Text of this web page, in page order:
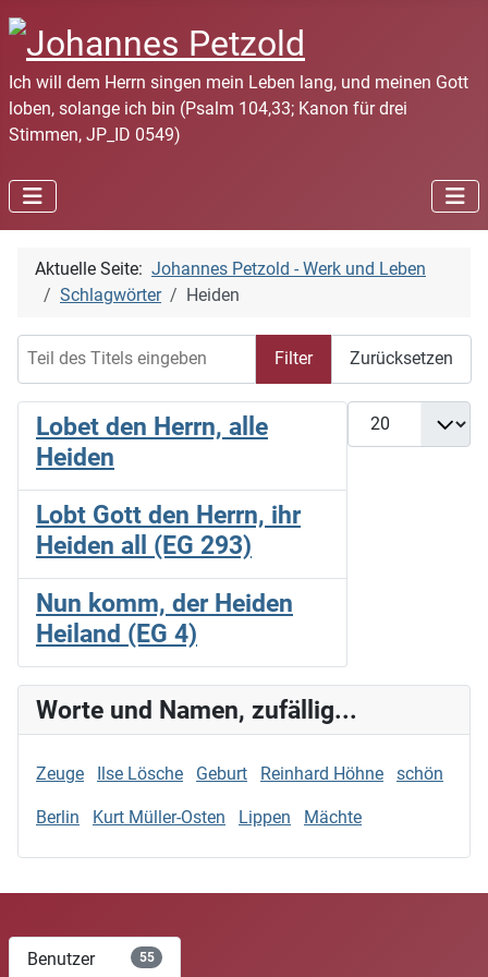
Ich will dem Herrn singen mein Leben lang, und meinen Gott
loben, solange ich bin (Psalm 104,33; Kanon für drei
Stimmen, JP_ID 0549)
Aktuelle Seite: Johannes Petzold - Werk und Leben
Schlagwörter
Heiden
Filter Zurücksetzen
Anzeige #
Lobet den Herrn, alle
Heiden
Lobt Gott den Herrn, ihr
Heiden all (EG 293)
Nun komm, der Heiden
Heiland (EG 4)
Worte und Namen, zufällig...
Zeuge Ilse Lösche Geburt Reinhard Höhne schön
Berlin Kurt Müller-Osten Lippen Mächte
Benutzer 55